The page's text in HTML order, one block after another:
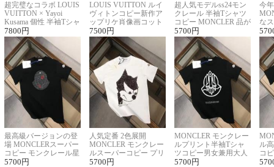
超完璧なコラボ LOUIS
VUITTON × Yayoi
Kusama 個性 半袖Tシャ
ツコピー男女兼用
7800 円
LOUIS VUITTON ルイ
ヴィトンコピー新作ア
ップリケ肖像画コット
ンニット半袖Tシャツ
7500 円
超人気モデルss24モン
クレール 半袖Tシャツ
コピー MONCLER 品が
良く見た目
5700 円
今
な
ル
最高級バージョンの登
場 MONCLERスーパー
コピー モンクレール星
座半袖Tシャツ
5700 円
人気定番 2色展開
MONCLER モンクレー
ルスーパーコピー プリ
ント半袖Tシャツ
5700 円
MONCLER モンクレー
ルプリント半袖Tシャ
ツコピー男女兼用大人
可愛い春夏コーデ
5700 円
ル
コ
ィ